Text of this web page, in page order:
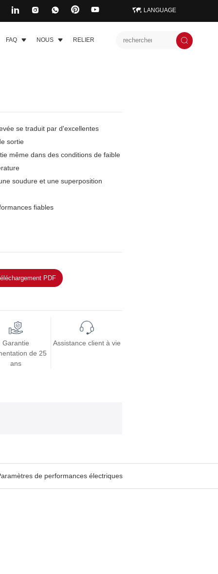
LANGUAGE
FAQ NOUS RELIER
se traduit par d'excellentes
sortie
même dans des conditions de faible
soudure et une superposition
fiables
PDF
Garantie
de 25
ans
Assistance client à vie
de performances électriques